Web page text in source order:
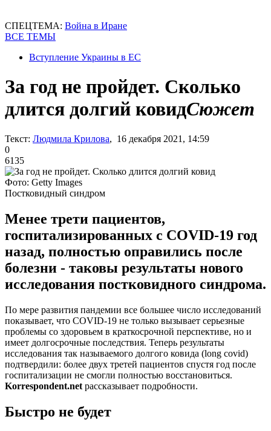
СПЕЦТЕМА: Война в Иране
ВСЕ ТЕМЫ
Вступление Украины в ЕС
За год не пройдет. Сколько
длится долгий ковидСюжет
Текст: Людмила Крилова, 16 декабря 2021, 14:59
0
6135
Фото: Getty Images
Постковидный синдром
Менее трети пациентов,
госпитализированных с COVID-19 год
назад, полностью оправились после
болезни - таковы результаты нового
исследования постковидного синдрома.
По мере развития пандемии все большее число исследований
показывает, что COVID-19 не только вызывает серьезные
проблемы со здоровьем в краткосрочной перспективе, но и
имеет долгосрочные последствия. Теперь результаты
исследования так называемого долгого ковида (long covid)
подтвердили: более двух третей пациентов спустя год после
госпитализации не смогли полностью восстановиться.
Korrespondent.net рассказывает подробности.
Быстро не будет